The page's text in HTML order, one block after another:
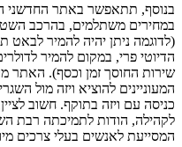
תתאפשר באתר החדשני המרה
משתלמים, בהרכב השטרות
ניתן יהיה להמיר לבאט
פרי, במקום להמיר לדולרים
זמן וכסף). האתר מעניק
להוציא ויזה מול
עם ויזה בתוקף. חשוב לציין, כי
הודות לתמיכתה רבת השנים
לאנשים בעלי צרכים